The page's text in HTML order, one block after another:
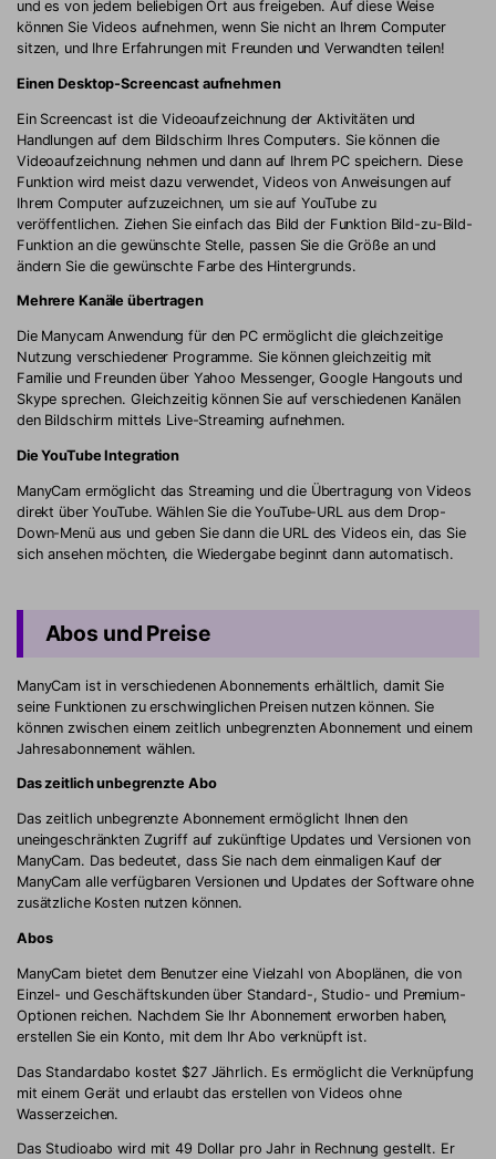
und es von jedem beliebigen Ort aus freigeben. Auf diese Weise
können Sie Videos aufnehmen, wenn Sie nicht an Ihrem Computer
sitzen, und Ihre Erfahrungen mit Freunden und Verwandten teilen!
Einen Desktop-Screencast aufnehmen
Ein Screencast ist die Videoaufzeichnung der Aktivitäten und
Handlungen auf dem Bildschirm Ihres Computers. Sie können die
Videoaufzeichnung nehmen und dann auf Ihrem PC speichern. Diese
Funktion wird meist dazu verwendet, Videos von Anweisungen auf
Ihrem Computer aufzuzeichnen, um sie auf YouTube zu
veröffentlichen. Ziehen Sie einfach das Bild der Funktion Bild-zu-Bild-
Funktion an die gewünschte Stelle, passen Sie die Größe an und
ändern Sie die gewünschte Farbe des Hintergrunds.
Mehrere Kanäle übertragen
Die Manycam Anwendung für den PC ermöglicht die gleichzeitige
Nutzung verschiedener Programme. Sie können gleichzeitig mit
Familie und Freunden über Yahoo Messenger, Google Hangouts und
Skype sprechen. Gleichzeitig können Sie auf verschiedenen Kanälen
den Bildschirm mittels Live-Streaming aufnehmen.
Die YouTube Integration
ManyCam ermöglicht das Streaming und die Übertragung von Videos
direkt über YouTube. Wählen Sie die YouTube-URL aus dem Drop-
Down-Menü aus und geben Sie dann die URL des Videos ein, das Sie
sich ansehen möchten, die Wiedergabe beginnt dann automatisch.
Abos und Preise
ManyCam ist in verschiedenen Abonnements erhältlich, damit Sie
seine Funktionen zu erschwinglichen Preisen nutzen können. Sie
können zwischen einem zeitlich unbegrenzten Abonnement und einem
Jahresabonnement wählen.
Das zeitlich unbegrenzte Abo
Das zeitlich unbegrenzte Abonnement ermöglicht Ihnen den
uneingeschränkten Zugriff auf zukünftige Updates und Versionen von
ManyCam. Das bedeutet, dass Sie nach dem einmaligen Kauf der
ManyCam alle verfügbaren Versionen und Updates der Software ohne
zusätzliche Kosten nutzen können.
Abos
ManyCam bietet dem Benutzer eine Vielzahl von Aboplänen, die von
Einzel- und Geschäftskunden über Standard-, Studio- und Premium-
Optionen reichen. Nachdem Sie Ihr Abonnement erworben haben,
erstellen Sie ein Konto, mit dem Ihr Abo verknüpft ist.
Das Standardabo kostet $27 Jährlich. Es ermöglicht die Verknüpfung
mit einem Gerät und erlaubt das erstellen von Videos ohne
Wasserzeichen.
Das Studioabo wird mit 49 Dollar pro Jahr in Rechnung gestellt. Er